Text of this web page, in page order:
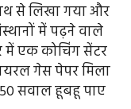
से लिखा गया और
में पढ़ने वाले
में एक कोचिंग सेंटर
गेस पेपर मिला
सवाल हूबहू पाए